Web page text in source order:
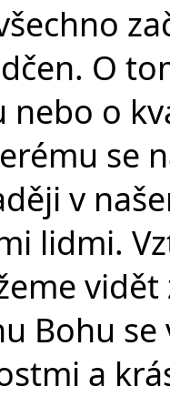
O
nebo o
se
v
lidmi.
Bohu
a